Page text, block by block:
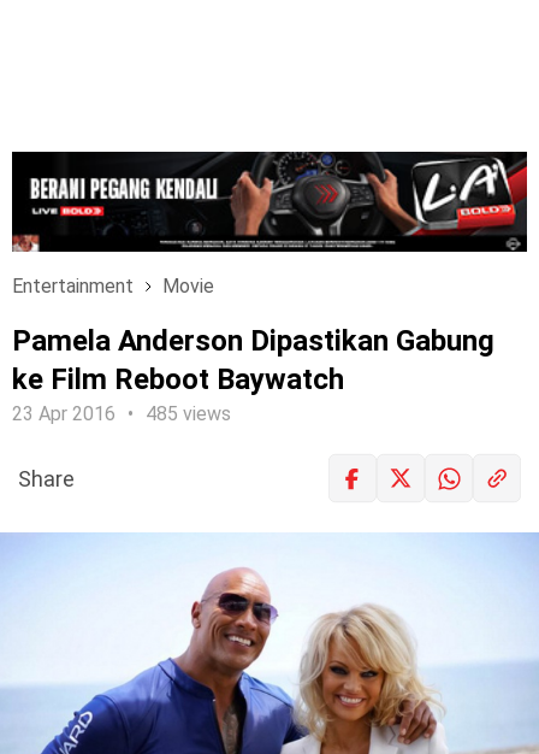
Entertainment Movie
Pamela Anderson Dipastikan Gabung
ke Film Reboot Baywatch
23 Apr 2016 485 views
Share